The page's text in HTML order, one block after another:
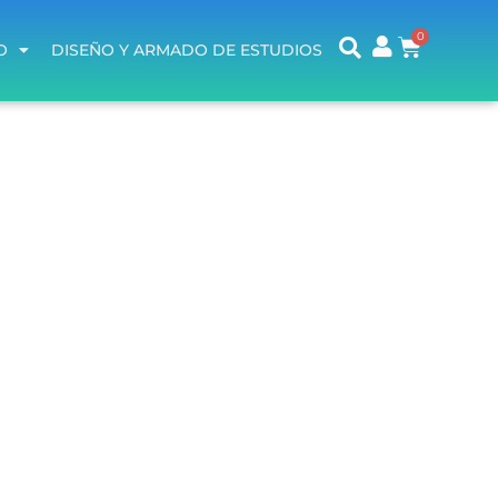
DISEÑO Y ARMADO DE ESTUDIOS
DISEÑO Y ARMADO DE ESTUDIOS